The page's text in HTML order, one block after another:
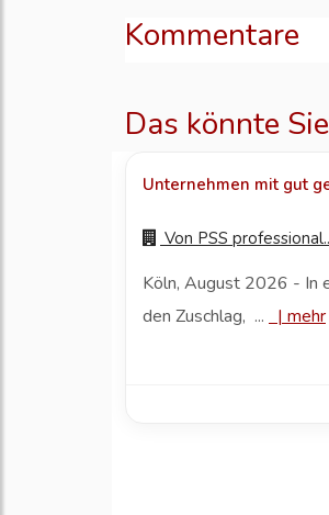
Kommentare
Das könnte
Unternehmen mit gut
Von PSS
Köln, August 2026 - In
den Zuschlag, ... |mehr